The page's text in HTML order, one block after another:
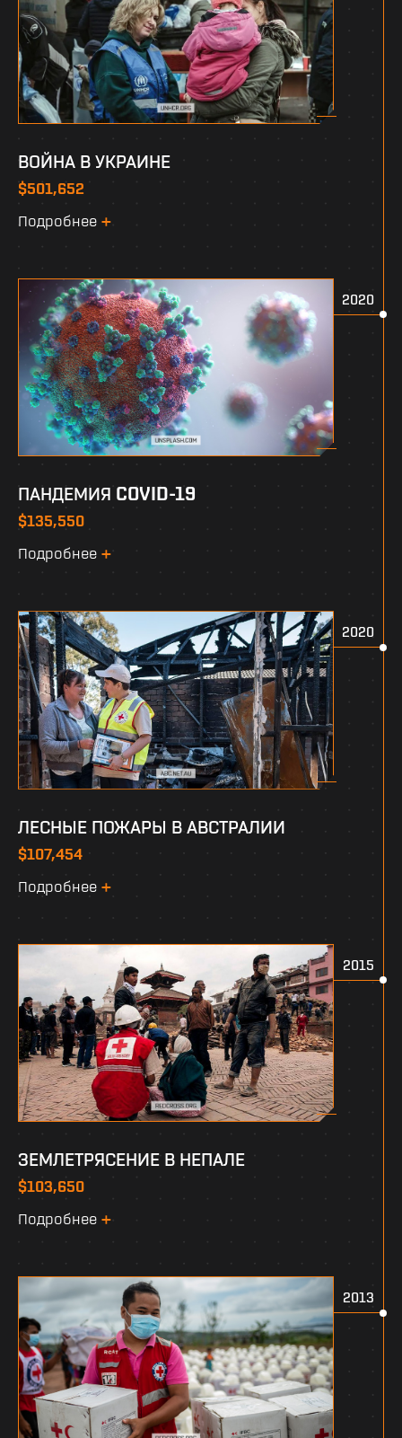
ВОЙНА В УКРАИНЕ
$501,652
Подробнее
2020
ПАНДЕМИЯ COVID-19
$135,550
Подробнее
2020
ЛЕСНЫЕ ПОЖАРЫ В АВСТРАЛИИ
$107,454
Подробнее
2015
ЗЕМЛЕТРЯСЕНИЕ В НЕПАЛЕ
$103,650
Подробнее
2013